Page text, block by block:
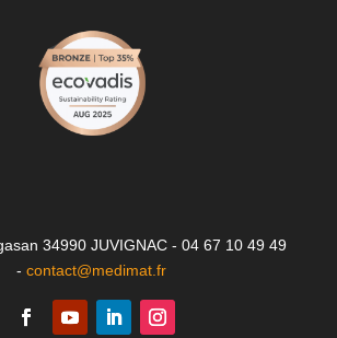
34990 JUVIGNAC - 04 67 10 49 49
-contact@medimat.fr